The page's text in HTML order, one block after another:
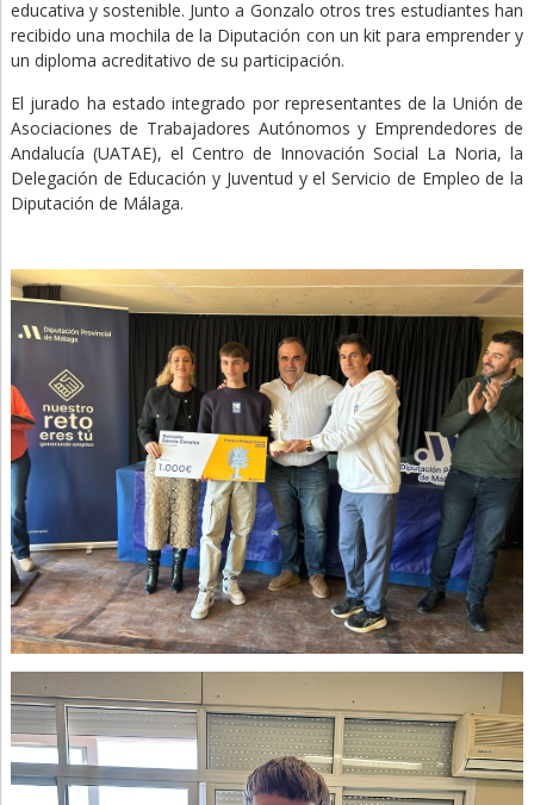
educativa y sostenible. Junto a Gonzalo otros tres estudiantes han
recibido una mochila de la Diputación con un kit para emprender y
un diploma acreditativo de su participación.
El jurado ha estado integrado por representantes de la Unión de
Asociaciones de Trabajadores Autónomos y Emprendedores de
Andalucía (UATAE), el Centro de Innovación Social La Noria, la
Delegación de Educación y Juventud y el Servicio de Empleo de la
Diputación de Málaga.